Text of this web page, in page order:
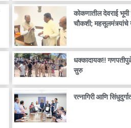
कोकणातील देवराई भूमी
चौकशी; महसूलमंत्र्यांचे
धक्कादायक!!
सुरु
रत्नागिरी आणि